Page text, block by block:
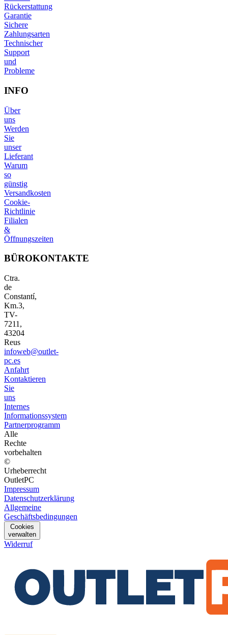
Rückerstattung
Garantie
Sichere
Zahlungsarten
Technischer
Support
und
Probleme
INFO
Über
uns
Werden
Sie
unser
Lieferant
Warum
so
günstig
Versandkosten
Cookie-
Richtlinie
Filialen
&
Öffnungszeiten
BÜROKONTAKTE
Ctra.
de
Constantí,
Km.3,
TV-
7211,
43204
Reus
infoweb@outlet-
pc.es
Anfahrt
Kontaktieren
Sie
uns
Internes
Informationssystem
Partnerprogramm
Alle
Rechte
vorbehalten
©
Urheberrecht
OutletPC
Impressum
Datenschutzerklärung
Allgemeine
Geschäftsbedingungen
Cookies
verwalten
Widerruf